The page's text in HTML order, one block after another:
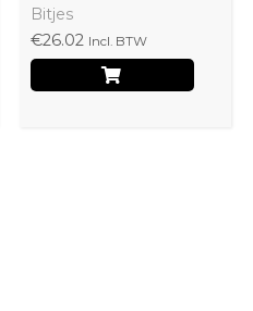
Bitjes
€26.02 Incl. BTW